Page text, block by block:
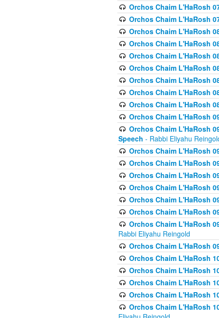
Orchos Chaim L'HaRosh
Orchos Chaim L'HaRosh
Orchos Chaim L'HaRosh
Orchos Chaim L'HaRosh
Orchos Chaim L'HaRosh
Orchos Chaim L'HaRosh
Orchos Chaim L'HaRosh
Orchos Chaim L'HaRosh
Orchos Chaim L'HaRosh
Orchos Chaim L'HaRosh
Orchos Chaim L'HaRosh
Speech - Rabbi Eliyahu
Orchos Chaim L'HaRosh
Orchos Chaim L'HaRosh
Orchos Chaim L'HaRosh
Orchos Chaim L'HaRosh
Orchos Chaim L'HaRosh
Orchos Chaim L'HaRosh
Orchos Chaim L'HaRosh
Rabbi Eliyahu Reingold
Orchos Chaim L'HaRosh
Orchos Chaim L'HaRosh
Orchos Chaim L'HaRosh
Orchos Chaim L'HaRosh
Orchos Chaim L'HaRosh
Orchos Chaim L'HaRosh